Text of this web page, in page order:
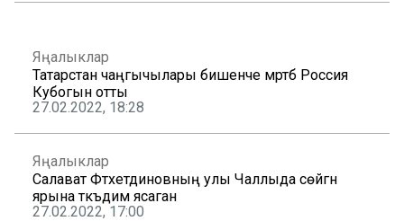
Яңалыклар
Татарстан чаңгычылары бишенче мәртәбә Россия
Кубогын отты
27.02.2022, 18:28
Яңалыклар
Салават Фәтхетдиновның улы Чаллыда сөйгән
ярына тәкъдим ясаган
27.02.2022, 17:00